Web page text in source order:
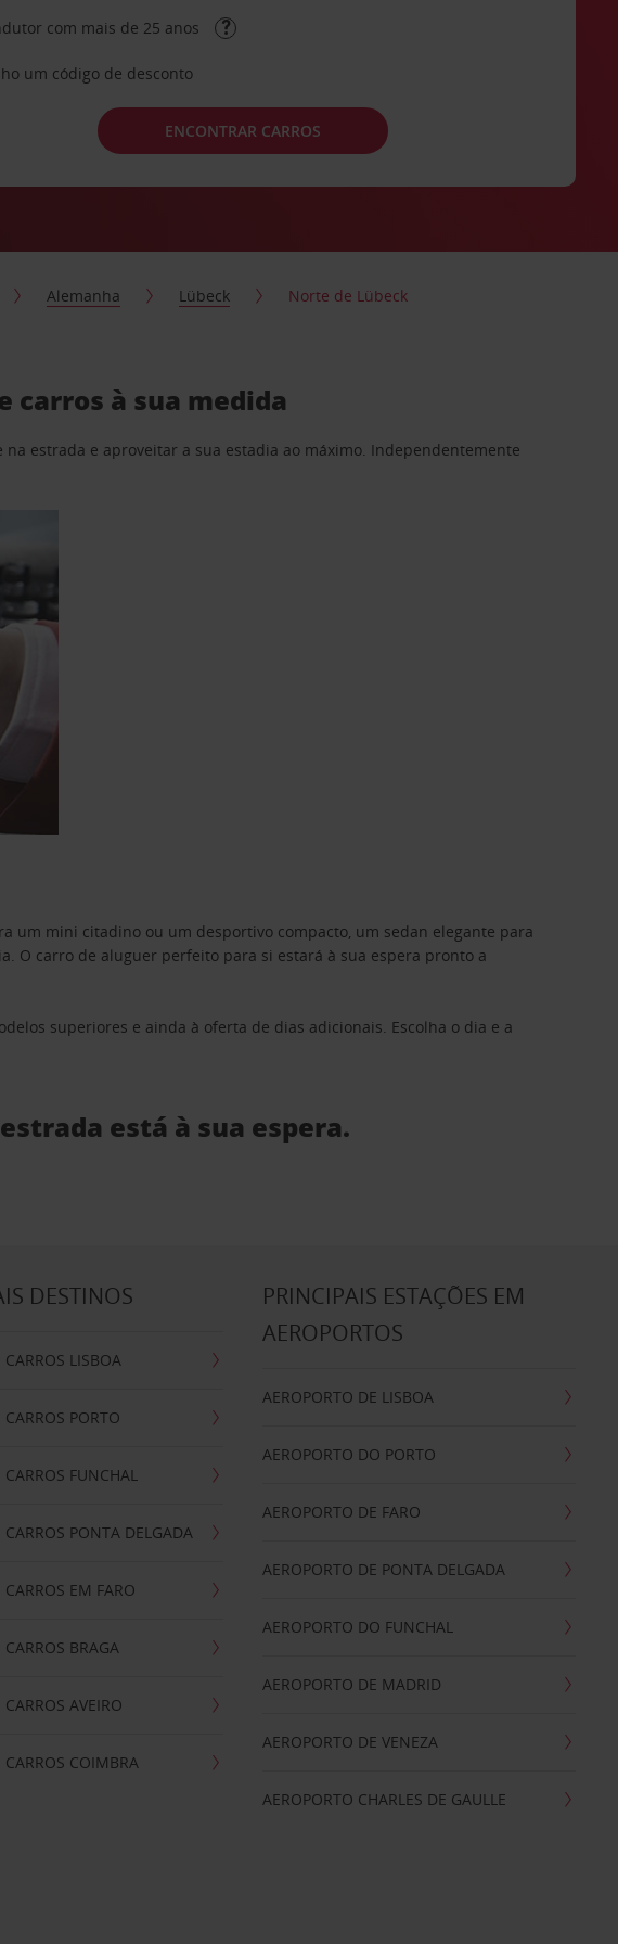
com mais de 25 anos
um código de desconto
ENCONTRAR CARROS
Alemanha Lübeck Norte de Lübeck
carros à sua medida
estrada e aproveitar a sua estadia ao máximo. Independentemente
um mini citadino ou um desportivo compacto, um sedan elegante para
O carro de aluguer perfeito para si estará à sua espera pronto a
superiores e ainda à oferta de dias adicionais. Escolha o dia e a
está à sua espera.
DESTINOS
LISBOA
PORTO
CARROS FUNCHAL
CARROS PONTA DELGADA
EM FARO
BRAGA
AVEIRO
CARROS COIMBRA
PRINCIPAIS ESTAÇÕES EM
AEROPORTOS
AEROPORTO DE LISBOA
AEROPORTO DO PORTO
AEROPORTO DE FARO
AEROPORTO DE PONTA DELGADA
AEROPORTO DO FUNCHAL
AEROPORTO DE MADRID
AEROPORTO DE VENEZA
AEROPORTO CHARLES DE GAULLE